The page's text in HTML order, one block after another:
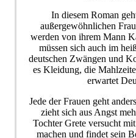
In diesem Roman
außergewöhnlichen
werden von ihrem Mann
müssen sich auch im
deutschen Zwängen und
es Kleidung, die
erwartet
Jede der Frauen geht
zieht sich aus Angst
Tochter Grete versucht
machen und findet sein